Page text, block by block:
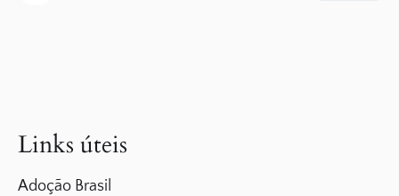
Links úteis
Adoção Brasil